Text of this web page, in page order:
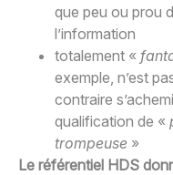
que peu ou prou
l’information
totalement «
exemple, n’est
contraire
qualification de «
trompeuse »
Le référentiel HDS